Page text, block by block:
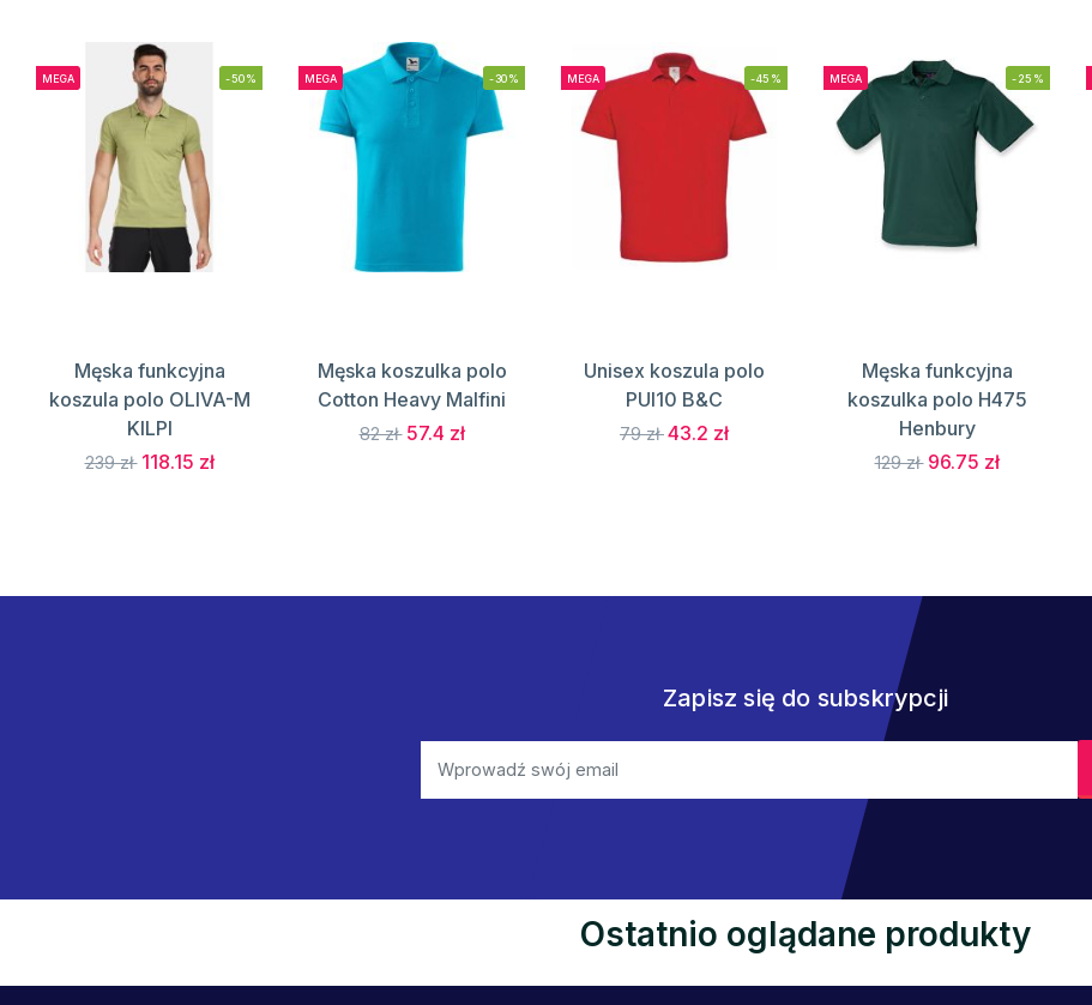
MEGA -50%
Męska funkcyjna
koszula polo OLIVA-M
KILPI
239 zł 118.15 zł
MEGA -30%
Męska koszulka polo
Cotton Heavy Malfini
82 zł 57.4 zł
MEGA -45%
Unisex koszula polo
PUI10 B&C
79 zł43.2 zł
MEGA -25%
Męska funkcyjna
koszulka polo H475
Henbury
129 zł 96.75 zł
Zapisz się do subskrypcji
Ostatnio oglądane produkty